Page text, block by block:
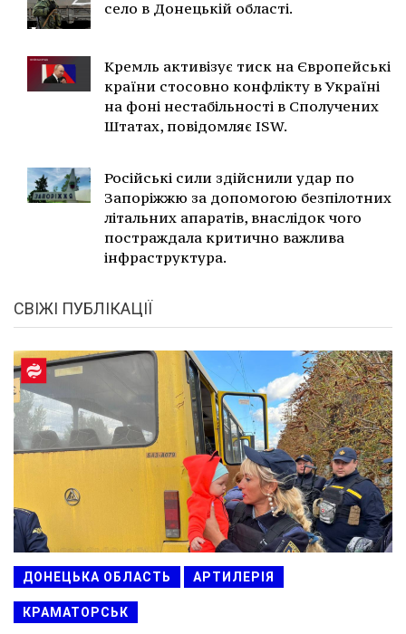
село в Донецькій області.
Кремль активізує тиск на Європейські
країни стосовно конфлікту в Україні
на фоні нестабільності в Сполучених
Штатах, повідомляє ISW.
Російські сили здійснили удар по
Запоріжжю за допомогою безпілотних
літальних апаратів, внаслідок чого
постраждала критично важлива
інфраструктура.
СВІЖІ ПУБЛІКАЦІЇ
ДОНЕЦЬКА ОБЛАСТЬ АРТИЛЕРІЯ
КРАМАТОРСЬК